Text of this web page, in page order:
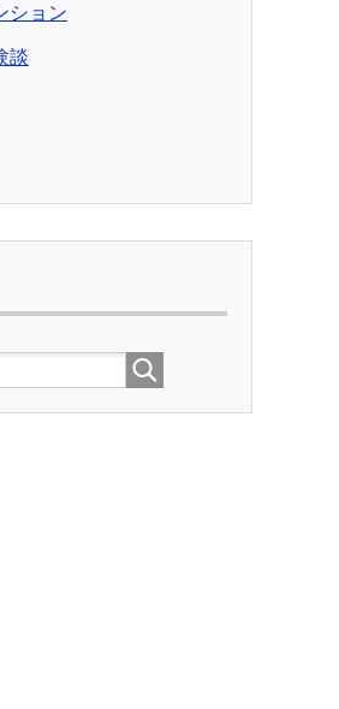
ション
談